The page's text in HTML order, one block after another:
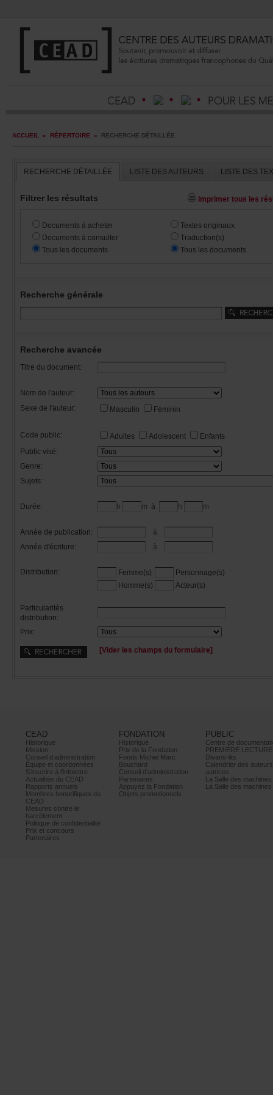
ACCUEIL » RÉPERTOIRE » RECHERCHEDÉTAILLÉE
RECHERCHEDÉTAILLÉE LISTEDESAUTEURS
Filtrerlesrésultats
Documentsàacheter
Documentsàconsulter
Touslesdocuments
Textesoriginaux
Traduction(s)
Touslesdocuments
Recherchegénérale
Rechercheavancée
Titredudocument:
Nomdel'auteur:
Sexedel'auteur:
Masculin Féminin
Codepublic: Adultes Adolescent
Enfants
Publicvisé:
Genre:
Sujets:
Durée: h m à h m
Annéedepublication:
à
Annéed'écriture:
à
Distribution: Femme(s)
Personnage(s)
Homme(s)
Acteur(s)
Particularités
distribution:
Prix:
[Viderleschampsduformulaire]
CEAD
Historique
Mission
Conseild’administration
Équipeetcoordonnées
S’inscrireàl’infolettre
ActualitésduCEAD
Rapportsannuels
Membreshonorifiquesdu
CEAD
Mesurescontrele
harcèlement
Politiquedeconfidentialité
Prixetconcours
Partenaires
FONDATION
Historique
PrixdelaFondation
FondsMichelMarc
Bouchard
Conseild’administration
Partenaires
AppuyezlaFondation
Objetspromotionnels
PUBLIC
PREMIÈRELECTURE
Divans-lits
autrices